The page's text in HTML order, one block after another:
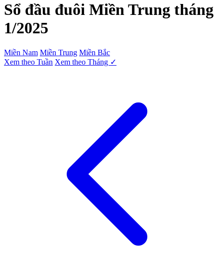
Sổ đầu đuôi Miền Trung tháng
1/2025
Miền Nam Miền Trung Miền Bắc
Xem theo Tuần Xem theo Tháng ✓